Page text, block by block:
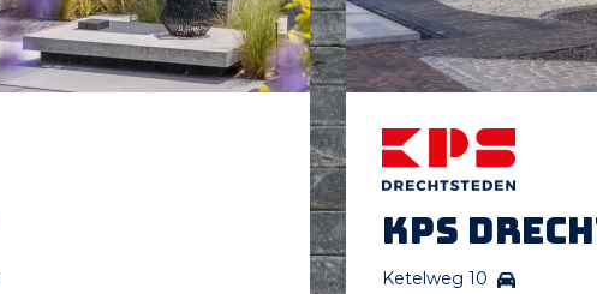
KPS
Ketelweg 10